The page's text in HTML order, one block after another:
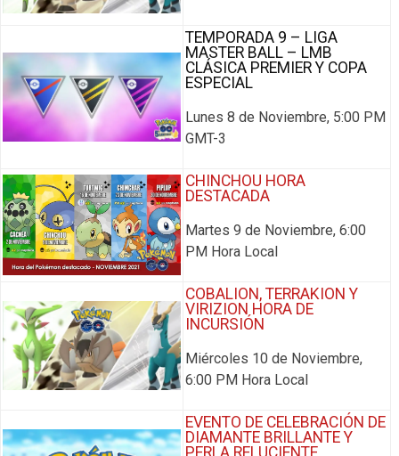
TEMPORADA 9 – LIGA
MASTER BALL – LMB
CLÁSICA PREMIER Y COPA
ESPECIAL
Lunes 8 de Noviembre, 5:00 PM
GMT-3
CHINCHOU HORA
DESTACADA
Martes 9 de Noviembre, 6:00
PM Hora Local
COBALION, TERRAKION Y
VIRIZION HORA DE
INCURSIÓN
Miércoles 10 de Noviembre,
6:00 PM Hora Local
EVENTO DE CELEBRACIÓN DE
DIAMANTE BRILLANTE Y